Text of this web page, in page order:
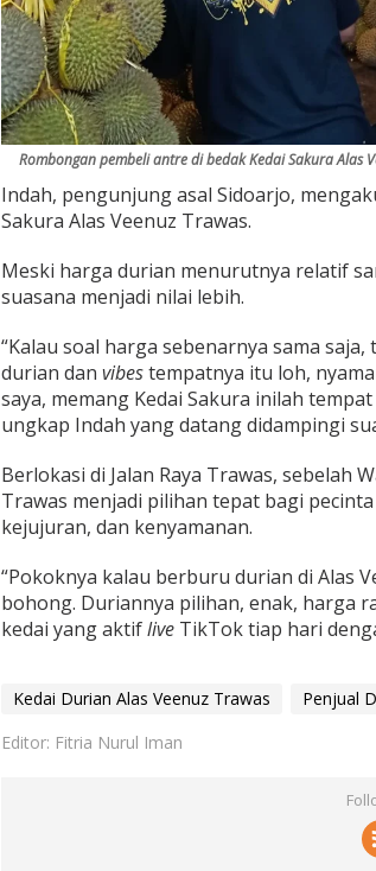
Rombongan pembeli antre di bedak Kedai Sakura Alas
Indah, pengunjung asal Sidoarjo,
Sakura Alas Veenuz Trawas.
Meski harga durian menurutnya relatif
suasana menjadi nilai lebih.
“Kalau soal harga sebenarnya sama
durian dan vibestempatnya itu loh,
saya, memang Kedai Sakura inilah
ungkap Indah yang datang didampingi
Berlokasi di Jalan Raya Trawas, sebelah
Trawas menjadi pilihan tepat bagi
kejujuran, dan kenyamanan.
“Pokoknya kalau berburu durian di Alas
bohong. Duriannya pilihan, enak, harga
kedai yang aktifliveTikTok tiap hari
Kedai Durian Alas Veenuz Trawas
Penjual
Editor: Fitria Nurul Iman